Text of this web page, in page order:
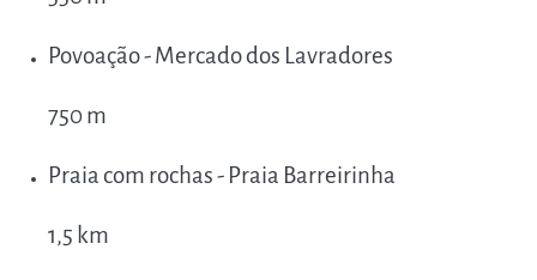
Povoação - Mercado dos Lavradores
750 m
Praia com rochas - Praia Barreirinha
1,5 km